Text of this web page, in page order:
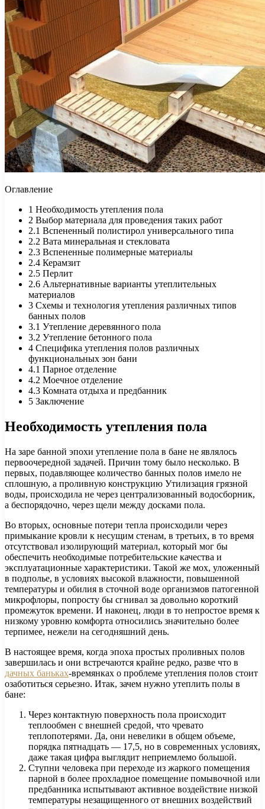
Оглавление
1 Необходимость утепления пола
2 Выбор материала для проведения таких работ
2.1 Вспененный полистирол универсального типа
2.2 Вата минеральная и стекловата
2.3 Вспененные полимерные материалы
2.4 Керамзит
2.5 Перлит
2.6 Альтернативные варианты утеплительных
материалов
3 Схемы и технология утепления различных типов
банных полов
3.1 Утепление деревянного пола
3.2 Утепление бетонного пола
4 Специфика утепления полов различных
функциональных зон бани
4.1 Парное отделение
4.2 Моечное отделение
4.3 Комната отдыха и предбанник
5 Заключение
Необходимость утепления пола
На заре банной эпохи утепление пола в бане не являлось
первоочередной задачей. Причин тому было несколько. В
первых, подавляющее количество банных полов имело не
сплошную, а проливную конструкцию Утилизация грязной
воды, происходила не через централизованный водосборник,
а беспорядочно, через щели между досками пола.
Во вторых, основные потери тепла происходили через
примыкание кровли к несущим стенам, в третьих, в то время
отсутствовал изолирующий материал, который мог бы
обеспечить необходимые потребительские качества и
эксплуатационные характеристики. Такой же мох, уложенный
в подполье, в условиях высокой влажности, повышенной
температуры и обилия в сточной воде организмов патогенной
микрофлоры, попросту бы сгнивал за довольно короткий
промежуток времени. И наконец, люди в то непростое время к
низкому уровню комфорта относились значительно более
терпимее, нежели на сегодняшний день.
В настоящее время, когда эпоха простых проливных полов
завершилась и они встречаются крайне редко, разве что в
дачных баньках-времянках о проблеме утепления полов стоит
озаботиться серьезно. Итак, зачем нужно утеплить полы в
бане:
Через контактную поверхность пола происходит
теплообмен с внешней средой, что чревато
теплопотерями. Да, они невелики в общем объеме,
порядка пятнадцать — 17,5, но в современных условиях,
даже такая цифра выглядит неприемлемо большой.
Ступни человека при переходе из жаркого помещения
парной в более прохладное помещение помывочной или
предбанника испытывают активное воздействие низкой
температуры незащищенного от внешних воздействий